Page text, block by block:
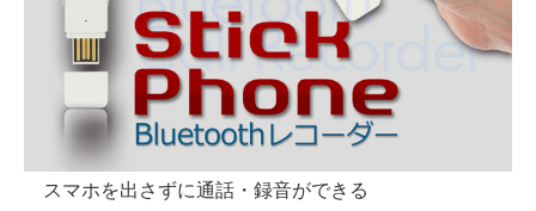
スマホを出さずに通話・録音ができる